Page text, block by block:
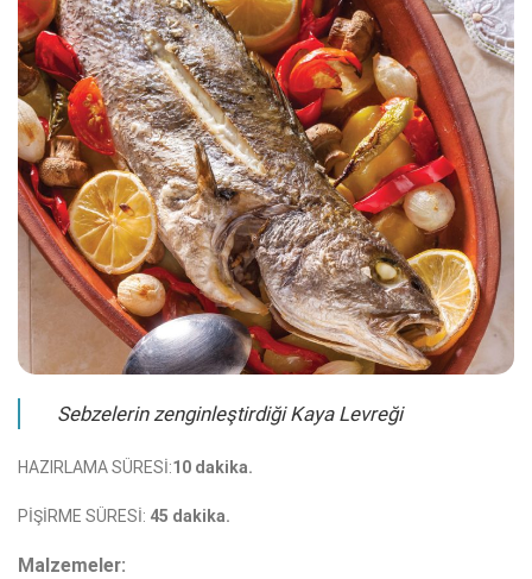
Sebzelerin zenginleştirdiği Kaya Levreği
HAZIRLAMA SÜRESİ:10 dakika.
PİŞİRME SÜRESİ: 45 dakika.
Malzemeler: